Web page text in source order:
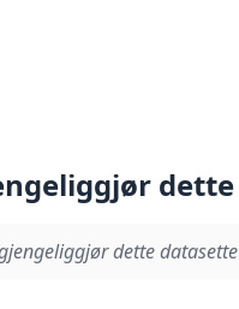
dette